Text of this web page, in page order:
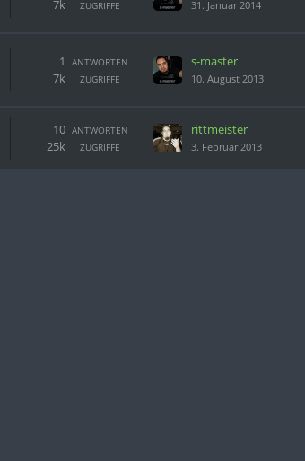
ZUGRIFFE
7k 31. Januar 2014
ANTWORTEN
1
ZUGRIFFE
7k
s-master
10. August 2013
ANTWORTEN
10
ZUGRIFFE
25k
rittmeister
3. Februar 2013